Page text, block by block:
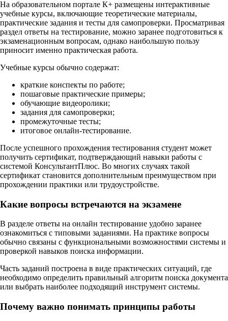
На образовательном портале К+ размещены интерактивные
учебные курсы, включающие теоретические материалы,
практические задания и тесты для самопроверки. Просматривая
раздел ответы на тестирование, можно заранее подготовиться к
экзаменационным вопросам, однако наибольшую пользу
приносит именно практическая работа.
Учебные курсы обычно содержат:
краткие конспекты по работе;
пошаговые практические примеры;
обучающие видеоролики;
задания для самопроверки;
промежуточные тесты;
итоговое онлайн-тестирование.
После успешного прохождения тестирования студент может
получить сертификат, подтверждающий навыки работы с
системой КонсультантПлюс. Во многих случаях такой
сертификат становится дополнительным преимуществом при
прохождении практики или трудоустройстве.
Какие вопросы встречаются на экзамене
В разделе ответы на онлайн тестирование удобно заранее
ознакомиться с типовыми заданиями. На практике вопросы
обычно связаны с функциональными возможностями системы и
проверкой навыков поиска информации.
Часть заданий построена в виде практических ситуаций, где
необходимо определить правильный алгоритм поиска документа
или выбрать наиболее подходящий инструмент системы.
Почему важно понимать принципы работы